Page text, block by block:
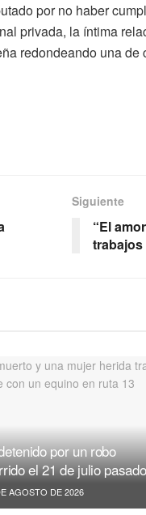
por no haber
privada, la íntima
redondeando una de
Siguiente
“El
trabajos
por un robo
el 21 de julio pasado
AGOSTO DE 2026